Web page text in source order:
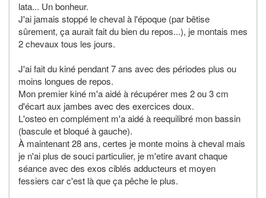
lata... Un bonheur.
J'ai jamais stoppé le cheval à l'époque (par bêtise
sûrement, ça aurait fait du bien du repos...), je montais mes
2 chevaux tous les jours.
J'ai fait du kiné pendant 7 ans avec des périodes plus ou
moins longues de repos.
Mon premier kiné m'a aidé à récupérer mes 2 ou 3 cm
d'écart aux jambes avec des exercices doux.
L'osteo en complément m'a aidé à reequilibré mon bassin
(bascule et bloqué à gauche).
À maintenant 28 ans, certes je monte moins à cheval mais
je n'ai plus de souci particulier, je m'etire avant chaque
séance avec des exos ciblés adducteurs et moyen
fessiers car c'est là que ça pêche le plus.